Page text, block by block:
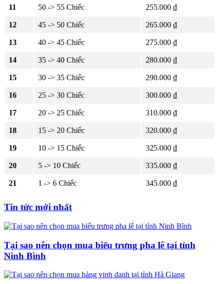
11 50 -> 55 Chiếc 255.000 ₫
12 45 -> 50 Chiếc 265.000 ₫
13 40 -> 45 Chiếc 275.000 ₫
14 35 -> 40 Chiếc 280.000 ₫
15 30 -> 35 Chiếc 290.000 ₫
16 25 -> 30 Chiếc 300.000 ₫
17 20 -> 25 Chiếc 310.000 ₫
18 15 -> 20 Chiếc 320.000 ₫
19 10 -> 15 Chiếc 325.000 ₫
20 5 -> 10 Chiếc 335.000 ₫
21 1 -> 6 Chiếc 345.000 ₫
Tin tức mới nhất
Tại sao nên chọn mua biểu trưng pha lê tại tỉnh
Ninh Bình